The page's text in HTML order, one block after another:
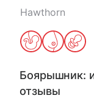
Hawthorn
Боярышник:
отзывы